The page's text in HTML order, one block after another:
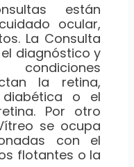
están
ocular,
La Consulta
diagnóstico y
la retina,
o el
Por otro
se ocupa
con el
flotantes o la